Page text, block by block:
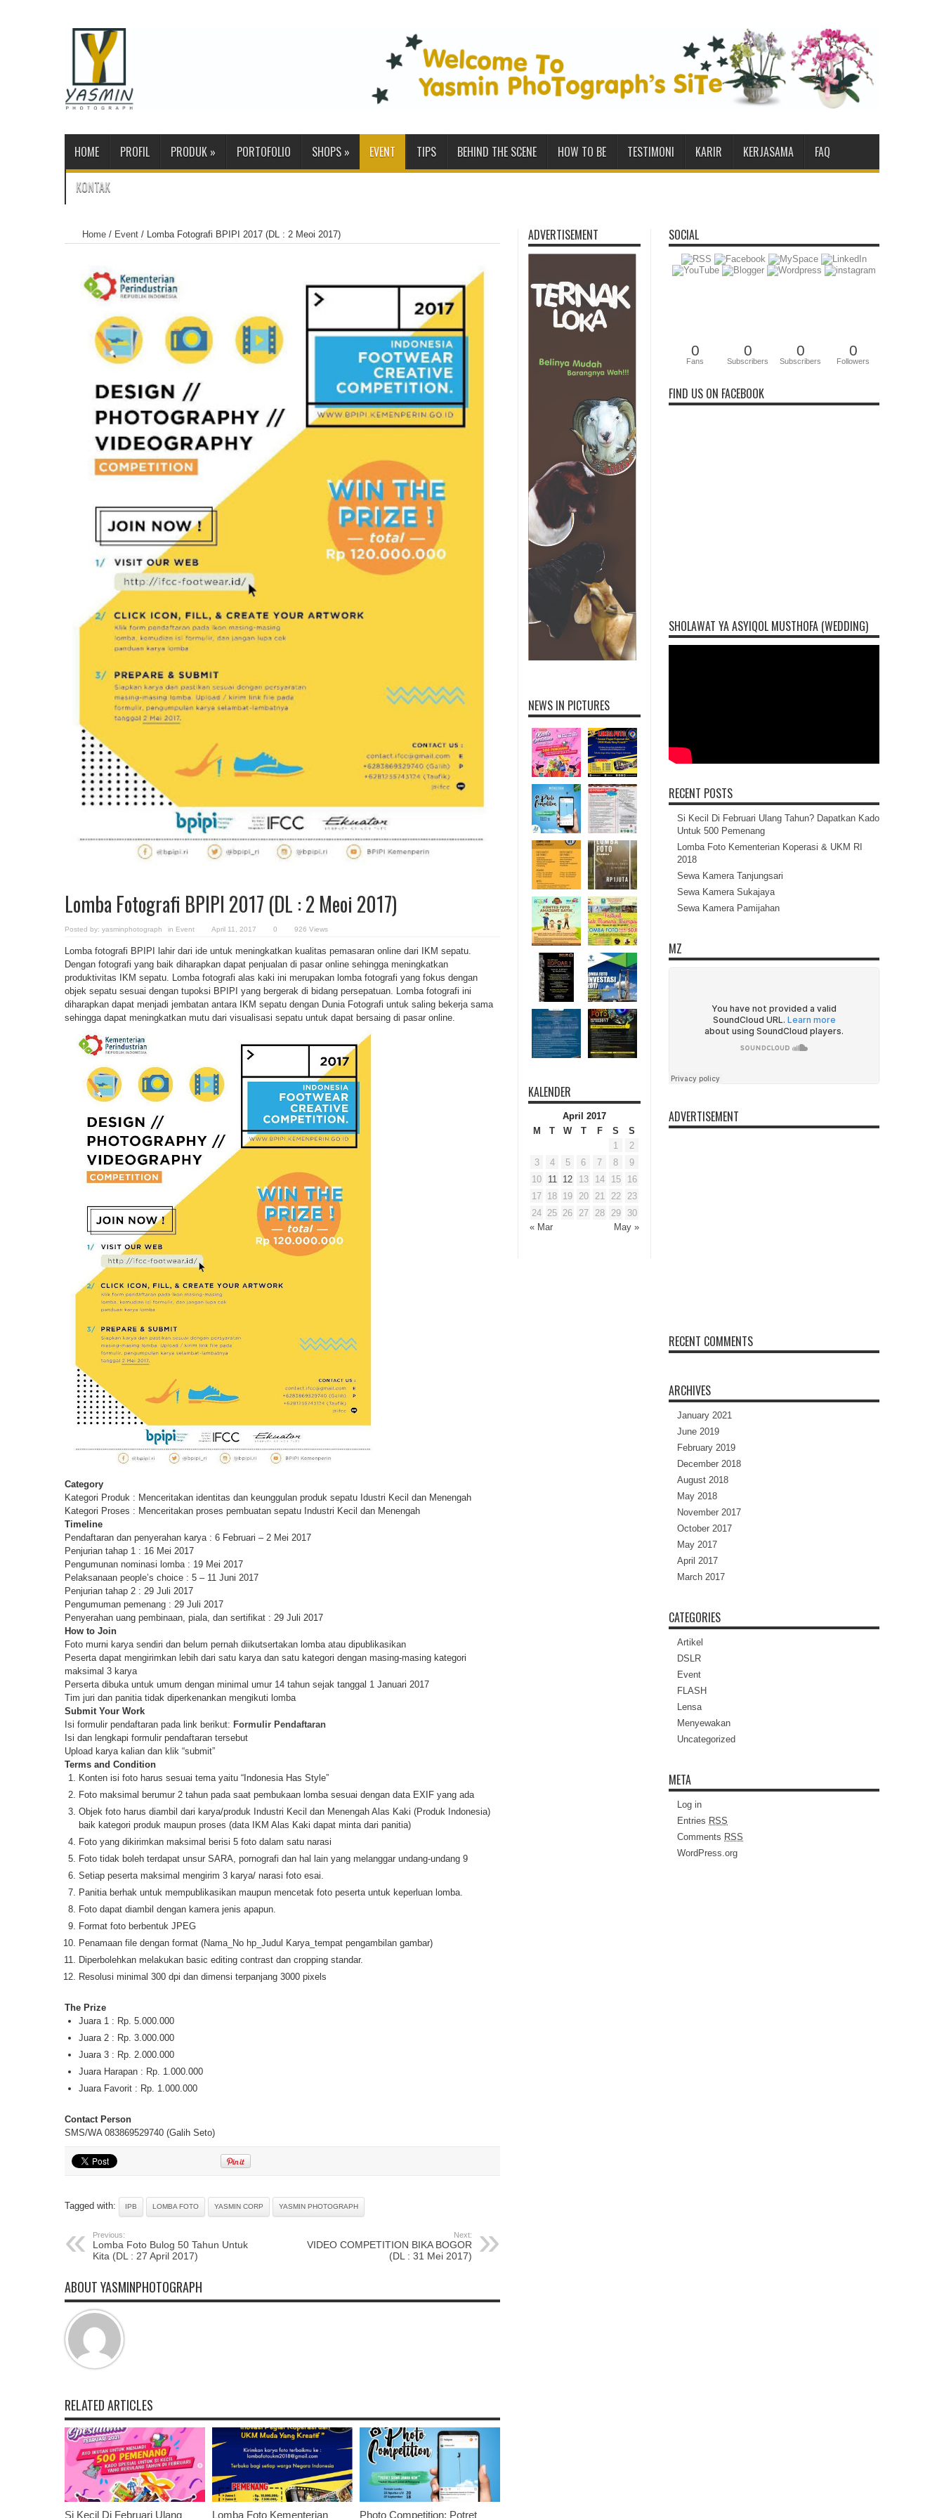
HOME PROFIL PRODUK » PORTOFOLIO SHOPS » EVENT TIPS BEHIND THE SCENE HOW TO BE TESTIMONI KARIR KERJASAMA FAQ
KONTAK
Home / Event / Lomba Fotografi BPIPI 2017 (DL : 2 Meoi 2017)
Lomba Fotografi BPIPI 2017 (DL : 2 Meoi 2017)
Posted by: yasminphotograph in Event April 11, 2017 0 926 Views
Lomba fotografi BPIPI lahir dari ide untuk meningkatkan kualitas pemasaran online dari IKM sepatu.
Dengan fotografi yang baik diharapkan dapat penjualan di pasar online sehingga meningkatkan
produktivitas IKM sepatu. Lomba fotografi alas kaki ini merupakan lomba fotografi yang fokus dengan
objek sepatu sesuai dengan tupoksi BPIPI yang bergerak di bidang persepatuan. Lomba fotografi ini
diharapkan dapat menjadi jembatan antara IKM sepatu dengan Dunia Fotografi untuk saling bekerja sama
sehingga dapat meningkatkan mutu dari visualisasi sepatu untuk dapat bersaing di pasar online.
Category
Kategori Produk : Menceritakan identitas dan keunggulan produk sepatu Idustri Kecil dan Menengah
Kategori Proses : Menceritakan proses pembuatan sepatu Industri Kecil dan Menengah
Timeline
Pendaftaran dan penyerahan karya : 6 Februari – 2 Mei 2017
Penjurian tahap 1 : 16 Mei 2017
Pengumunan nominasi lomba : 19 Mei 2017
Pelaksanaan people’s choice : 5 – 11 Juni 2017
Penjurian tahap 2 : 29 Juli 2017
Pengumuman pemenang : 29 Juli 2017
Penyerahan uang pembinaan, piala, dan sertifikat : 29 Juli 2017
How to Join
Foto murni karya sendiri dan belum pernah diikutsertakan lomba atau dipublikasikan
Peserta dapat mengirimkan lebih dari satu karya dan satu kategori dengan masing-masing kategori
maksimal 3 karya
Perserta dibuka untuk umum dengan minimal umur 14 tahun sejak tanggal 1 Januari 2017
Tim juri dan panitia tidak diperkenankan mengikuti lomba
Submit Your Work
Isi formulir pendaftaran pada link berikut: Formulir Pendaftaran
Isi dan lengkapi formulir pendaftaran tersebut
Upload karya kalian dan klik “submit”
Terms and Condition
Konten isi foto harus sesuai tema yaitu “Indonesia Has Style”
Foto maksimal berumur 2 tahun pada saat pembukaan lomba sesuai dengan data EXIF yang ada
Objek foto harus diambil dari karya/produk Industri Kecil dan Menengah Alas Kaki (Produk Indonesia)
baik kategori produk maupun proses (data IKM Alas Kaki dapat minta dari panitia)
Foto yang dikirimkan maksimal berisi 5 foto dalam satu narasi
Foto tidak boleh terdapat unsur SARA, pornografi dan hal lain yang melanggar undang-undang 9
Setiap peserta maksimal mengirim 3 karya/ narasi foto esai.
Panitia berhak untuk mempublikasikan maupun mencetak foto peserta untuk keperluan lomba.
Foto dapat diambil dengan kamera jenis apapun.
Format foto berbentuk JPEG
Penamaan file dengan format (Nama_No hp_Judul Karya_tempat pengambilan gambar)
Diperbolehkan melakukan basic editing contrast dan cropping standar.
Resolusi minimal 300 dpi dan dimensi terpanjang 3000 pixels
The Prize
Juara 1 : Rp. 5.000.000
Juara 2 : Rp. 3.000.000
Juara 3 : Rp. 2.000.000
Juara Harapan : Rp. 1.000.000
Juara Favorit : Rp. 1.000.000
Contact Person
SMS/WA 083869529740 (Galih Seto)
Tagged with: IPB LOMBA FOTO YASMIN CORP YASMIN PHOTOGRAPH
Previous:
Lomba Foto Bulog 50 Tahun Untuk
Kita (DL : 27 April 2017)
Next:
VIDEO COMPETITION BIKA BOGOR
(DL : 31 Mei 2017)
ABOUT YASMINPHOTOGRAPH
RELATED ARTICLES
Si Kecil Di Februari Ulang Lomba Foto Kementerian Photo Competition: Potret
ADVERTISEMENT
NEWS IN PICTURES
KALENDER
April 2017
M
T W T F S S
« Mar May »
1
2
3
4 5 6 7 8
9
10
11 12 13 14 15
16
17 18 19 20 21 22
23
24 25 26 27 28 29 30
SOCIAL
0
Fans
0
Subscribers
0
Subscribers
0
Followers
FIND US ON FACEBOOK
SHOLAWAT YA ASYIQOL MUSTHOFA (WEDDING)
RECENT POSTS
Si Kecil Di Februari Ulang Tahun? Dapatkan Kado
Untuk 500 Pemenang
Lomba Foto Kementerian Koperasi & UKM RI
2018
Sewa Kamera Tanjungsari
Sewa Kamera Sukajaya
Sewa Kamera Pamijahan
MZ
ADVERTISEMENT
RECENT COMMENTS
ARCHIVES
January 2021
June 2019
February 2019
December 2018
August 2018
May 2018
November 2017
October 2017
May 2017
April 2017
March 2017
CATEGORIES
Artikel
DSLR
Event
FLASH
Lensa
Menyewakan
Uncategorized
META
Log in
Entries RSS
Comments RSS
WordPress.org